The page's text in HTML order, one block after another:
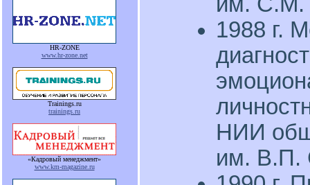
HR-ZONE
www.hr-zone.net
Trainings.ru
trainings.ru
«Кадровый менеджмент»
www.km-magazine.ru
1988 г.
НИИ
им. В.П.